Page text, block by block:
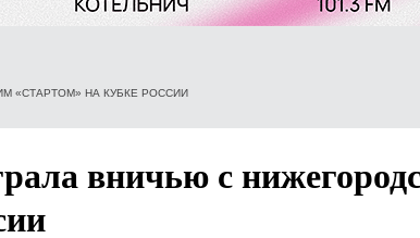
«СТАРТОМ» НА КУБКЕ РОССИИ
вничью с